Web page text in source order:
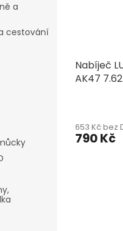
a
cestování
Nabíječ
AK47
653 Kč bez
790 Kč